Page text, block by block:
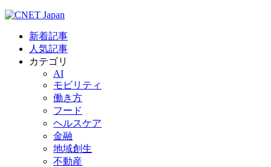
新着記事
人気記事
カテゴリ
AI
モビリティ
働き方
フード
ヘルスケア
金融
地域創生
不動産